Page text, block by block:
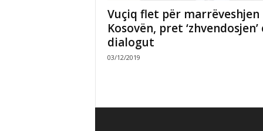
Vuçiq flet për marrëveshjen
Kosovën, pret ‘zhvendosjen’
dialogut
03/12/2019